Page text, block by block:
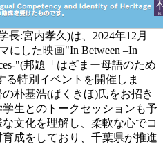
長:宮内孝久)は、2024年12月
にした映画"In Between –In
"(邦題「はざまー母語のため
特別イベントを開催しま
朴基浩(ぱくきほ)氏をお招き
生とのトークセッションも予
文化を理解し、柔軟な心でコ
成をしており、千葉県が推進